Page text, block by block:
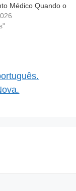
Médico Quando o
de um clássico
Brasileiro, a